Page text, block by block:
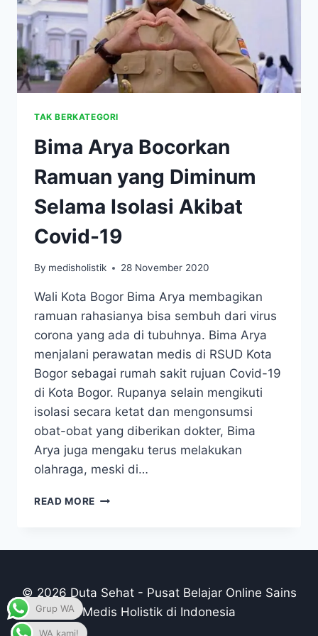
TAK BERKATEGORI
Bima Arya Bocorkan
Ramuan yang Diminum
Selama Isolasi Akibat
Covid-19
By medisholistik 28 November 2020
Wali Kota Bogor Bima Arya membagikan
ramuan rahasianya bisa sembuh dari virus
corona yang ada di tubuhnya. Bima Arya
menjalani perawatan medis di RSUD Kota
Bogor sebagai rumah sakit rujuan Covid-19
di Kota Bogor. Rupanya selain mengikuti
isolasi secara ketat dan mengonsumsi
obat-obat yang diberikan dokter, Bima
Arya juga mengaku terus melakukan
olahraga, meski di…
READ MORE BIMA
SELAMA
AKIBAT
© 2026 Duta Sehat - Pusat Belajar Online Sains
Medis Holistik di Indonesia
WA kami!
Grup WA